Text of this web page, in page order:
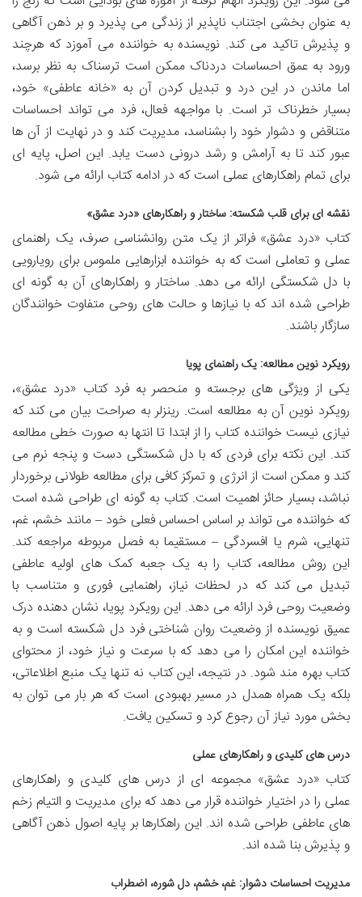
به عنوان بخشی اجتناب ناپذیر از زندگی می پذیرد و بر ذهن آگاهی
و پذیرش تاکید می کند. نویسنده به خواننده می آموزد که هرچند
ورود به عمق احساسات دردناک ممکن است ترسناک به نظر برسد،
اما ماندن در این درد و تبدیل کردن آن به «خانه عاطفی» خود،
بسیار خطرناک تر است. با مواجهه فعال، فرد می تواند احساسات
متناقض و دشوار خود را بشناسد، مدیریت کند و در نهایت از آن ها
عبور کند تا به آرامش و رشد درونی دست یابد. این اصل، پایه ای
برای تمام راهکارهای عملی است که در ادامه کتاب ارائه می شود.
نقشه ای برای قلب شکسته: ساختار و راهکارهای «درد عشق»
کتاب «درد عشق» فراتر از یک متن روانشناسی صرف، یک راهنمای
عملی و تعاملی است که به خواننده ابزارهایی ملموس برای رویارویی
با دل شکستگی ارائه می دهد. ساختار و راهکارهای آن به گونه ای
طراحی شده اند که با نیازها و حالت های روحی متفاوت خوانندگان
سازگار باشند.
رویکرد نوین مطالعه: یک راهنمای پویا
یکی از ویژگی های برجسته و منحصر به فرد کتاب «درد عشق»،
رویکرد نوین آن به مطالعه است. رینزلر به صراحت بیان می کند که
نیازی نیست خواننده کتاب را از ابتدا تا انتها به صورت خطی مطالعه
کند. این نکته برای فردی که با دل شکستگی دست و پنجه نرم می
کند و ممکن است از انرژی و تمرکز کافی برای مطالعه طولانی برخوردار
نباشد، بسیار حائز اهمیت است. کتاب به گونه ای طراحی شده است
که خواننده می تواند بر اساس احساس فعلی خود – مانند خشم، غم،
تنهایی، شرم یا افسردگی – مستقیما به فصل مربوطه مراجعه کند.
این روش مطالعه، کتاب را به یک جعبه کمک های اولیه عاطفی
تبدیل می کند که در لحظات نیاز، راهنمایی فوری و متناسب با
وضعیت روحی فرد ارائه می دهد. این رویکرد پویا، نشان دهنده درک
عمیق نویسنده از وضعیت روان شناختی فرد دل شکسته است و به
خواننده این امکان را می دهد که با سرعت و نیاز خود، از محتوای
کتاب بهره مند شود. در نتیجه، این کتاب نه تنها یک منبع اطلاعاتی،
بلکه یک همراه همدل در مسیر بهبودی است که هر بار می توان به
بخش مورد نیاز آن رجوع کرد و تسکین یافت.
درس های کلیدی و راهکارهای عملی
کتاب «درد عشق» مجموعه ای از درس های کلیدی و راهکارهای
عملی را در اختیار خواننده قرار می دهد که برای مدیریت و التیام زخم
های عاطفی طراحی شده اند. این راهکارها بر پایه اصول ذهن آگاهی
و پذیرش بنا شده اند.
مدیریت احساسات دشوار: غم، خشم، دل شوره، اضطراب